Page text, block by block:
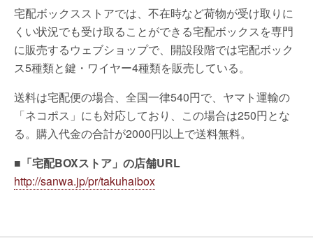
宅配ボックスストアでは、不在時など荷物が受け取りに
くい状況でも受け取ることができる宅配ボックスを専門
に販売するウェブショップで、開設段階では宅配ボック
ス5種類と鍵・ワイヤー4種類を販売している。
送料は宅配便の場合、全国一律540円で、ヤマト運輸の
「ネコポス」にも対応しており、この場合は250円とな
る。購入代金の合計が2000円以上で送料無料。
■「宅配BOXストア」の店舗URL
http://sanwa.jp/pr/takuhaibox